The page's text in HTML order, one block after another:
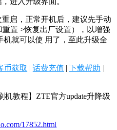
启，正常开机后，建议先手动
置 >恢复出厂设置），以增强
机就可以使 用了，至此升级全
币获取 | 话费充值 | 下载帮助 |
机教程】ZTE官方update升降级
17852.html